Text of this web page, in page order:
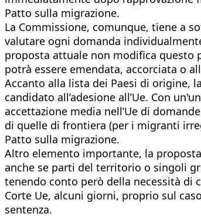
Patto sulla migrazione.
La Commissione, comunque, tiene a
valutare ogni domanda
proposta attuale non modifica questo
potrà essere emendata, accorciata o
Accanto alla lista dei Paesi di origine,
candidato all’adesione all’Ue. Con
accettazione media nell’Ue di
di quelle di frontiera (per i migranti
Patto sulla migrazione.
Altro elemento importante, la
anche se parti del territorio o singoli
tenendo conto però della necessità di
Corte Ue, alcuni giorni, proprio sul
sentenza.